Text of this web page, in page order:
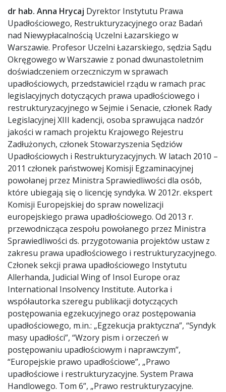
dr hab. Anna Hrycaj Dyrektor Instytutu Prawa
Upadłościowego, Restrukturyzacyjnego oraz Badań
nad Niewypłacalnością Uczelni Łazarskiego w
Warszawie. Profesor Uczelni Łazarskiego, sędzia Sądu
Okręgowego w Warszawie z ponad dwunastoletnim
doświadczeniem orzeczniczym w sprawach
upadłościowych, przedstawiciel rządu w ramach prac
legislacyjnych dotyczących prawa upadłościowego i
restrukturyzacyjnego w Sejmie i Senacie, członek Rady
Legislacyjnej XIII kadencji, osoba sprawująca nadzór
jakości w ramach projektu Krajowego Rejestru
Zadłużonych, członek Stowarzyszenia Sędziów
Upadłościowych i Restrukturyzacyjnych. W latach 2010 –
2011 członek państwowej Komisji Egzaminacyjnej
powołanej przez Ministra Sprawiedliwości dla osób,
które ubiegają się o licencję syndyka. W 2012r. ekspert
Komisji Europejskiej do spraw nowelizacji
europejskiego prawa upadłościowego. Od 2013 r.
przewodnicząca zespołu powołanego przez Ministra
Sprawiedliwości ds. przygotowania projektów ustaw z
zakresu prawa upadłościowego i restrukturyzacyjnego.
Członek sekcji prawa upadłościowego Instytutu
Allerhanda, Judicial Wing of Insol Europe oraz
International Insolvency Institute. Autorka i
współautorka szeregu publikacji dotyczących
postępowania egzekucyjnego oraz postępowania
upadłościowego, m.in.: „Egzekucja praktyczna”, “Syndyk
masy upadłości”, “Wzory pism i orzeczeń w
postępowaniu upadłościowym i naprawczym”,
“Europejskie prawo upadłościowe”, „Prawo
upadłościowe i restrukturyzacyjne. System Prawa
Handlowego. Tom 6”, „Prawo restrukturyzacyjne.